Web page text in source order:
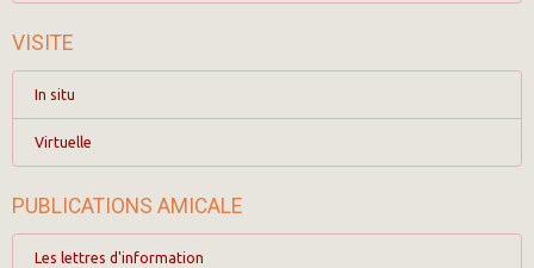
VISITE
In situ
Virtuelle
PUBLICATIONS AMICALE
Les lettres d'information